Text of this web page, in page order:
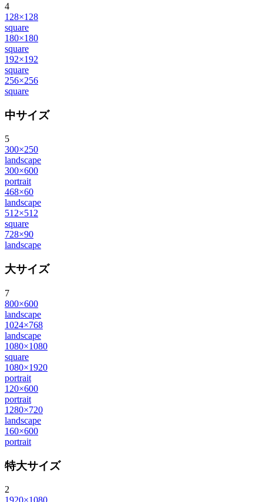
4
128×128
square
180×180
square
192×192
square
256×256
square
中サイズ
5
300×250
landscape
300×600
portrait
468×60
landscape
512×512
square
728×90
landscape
大サイズ
7
800×600
landscape
1024×768
landscape
1080×1080
square
1080×1920
portrait
120×600
portrait
1280×720
landscape
160×600
portrait
特大サイズ
2